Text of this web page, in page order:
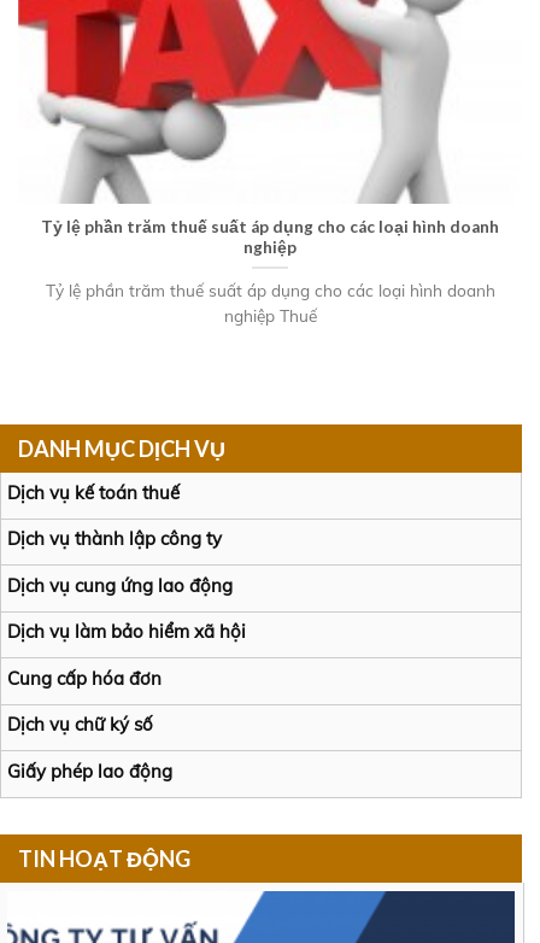
Tỷ lệ phần trăm thuế suất áp dụng cho các loại hình doanh
nghiệp
Tỷ lệ phần trăm thuế suất áp dụng cho các loại hình doanh
nghiệp Thuế
DANH MỤC DỊCH VỤ
Dịch vụ kế toán thuế
Dịch vụ thành lập công ty
Dịch vụ cung ứng lao động
Dịch vụ làm bảo hiểm xã hội
Cung cấp hóa đơn
Dịch vụ chữ ký số
Giấy phép lao động
TIN HOẠT ĐỘNG